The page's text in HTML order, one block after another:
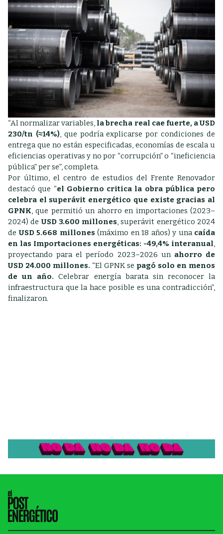
“Al normalizar variables, la brecha real cae fuerte, a USD
230/tn (≈14%), que podría explicarse por condiciones de
entrega que no están especificadas, economías de escala u
eficiencias operativas y no por “corrupción” o “ineficiencia
pública” per se”, completa.
Por último, el centro de estudios del Frente Renovador
destacó que “el Gobierno critica la obra pública pero
celebra el superávit energético que existe gracias al
GPNK, que permitió un ahorro en importaciones (2023–
2024) deUSD 3.600 millones, superávit energético 2024
deUSD 5.668 millones(máximo en 18 años) y una caída
en las Importaciones energéticas: -49,4% interanual,
proyectando para el período 2023–2026 un ahorro de
USD 24.000 millones. “El GPNK se pagó solo en menos
de un año. Celebrar energía barata sin reconocer la
infraestructura que la hace posible es una contradicción”,
finalizaron.